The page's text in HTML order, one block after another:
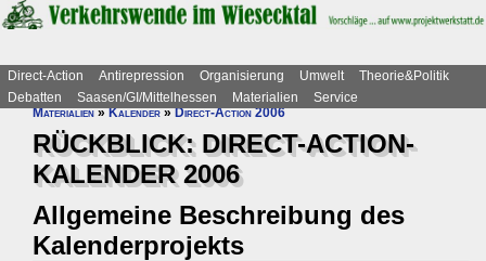
Direct-Action Antirepression Organisierung Umwelt
Theorie&Politik
Debatten
Saasen/GI/Mittelhessen Materialien
Service
Materialien»Kalender»Direct-Action 2006
RÜCKBLICK: DIRECT-ACTION-
KALENDER 2006
Allgemeine Beschreibung des
Kalenderprojekts